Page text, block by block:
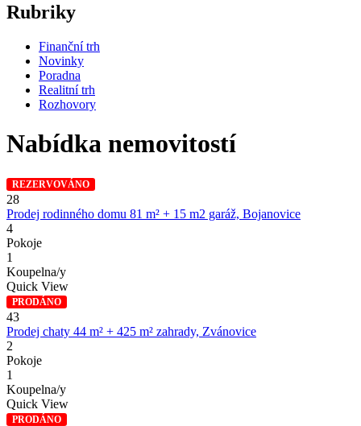
Rubriky
Finanční trh
Novinky
Poradna
Realitní trh
Rozhovory
Nabídka nemovitostí
REZERVOVÁNO
28
Prodej rodinného domu 81 m² + 15 m2 garáž, Bojanovice
4
Pokoje
1
Koupelna/y
Quick View
PRODÁNO
43
Prodej chaty 44 m² + 425 m² zahrady, Zvánovice
2
Pokoje
1
Koupelna/y
Quick View
PRODÁNO